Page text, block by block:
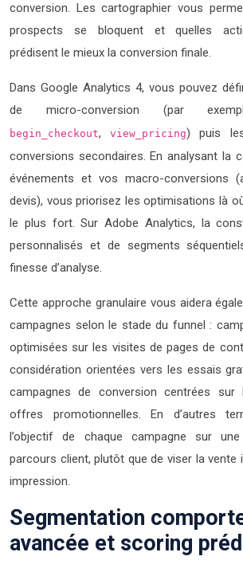
conversion. Les cartographier vous
prospects se bloquent et quelles
prédisent le mieux la conversion finale.
Dans Google Analytics 4, vous pouvez
de micro-conversion (par
begin_checkout,view_pricing) puis
conversions secondaires. En analysant la
événements et vos macro-conversions
devis), vous priorisez les optimisations là
le plus fort. Sur Adobe Analytics, la
personnalisés et de segments
finesse d’analyse.
Cette approche granulaire vous aidera
campagnes selon le stade du funnel :
optimisées sur les visites de pages de
considération orientées vers les essais
campagnes de conversion centrées
offres promotionnelles. En d’autres
l’objectif de chaque campagne sur
parcours client, plutôt que de viser la vente
impression.
Segmentation
avancée et scoring